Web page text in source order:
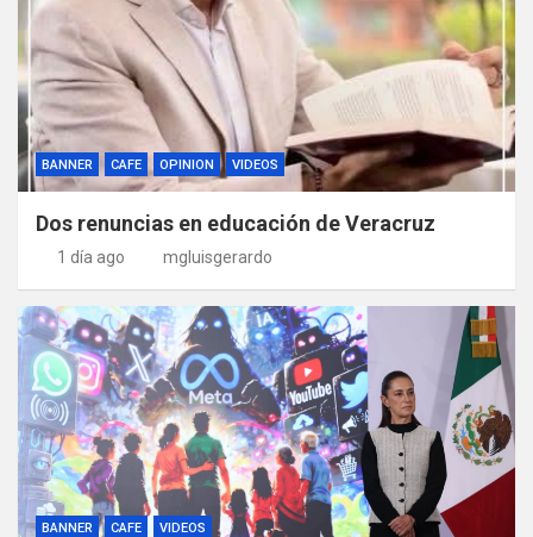
BANNER CAFE OPINION VIDEOS
Dos renuncias en educación de Veracruz
1 día ago mgluisgerardo
BANNER CAFE VIDEOS